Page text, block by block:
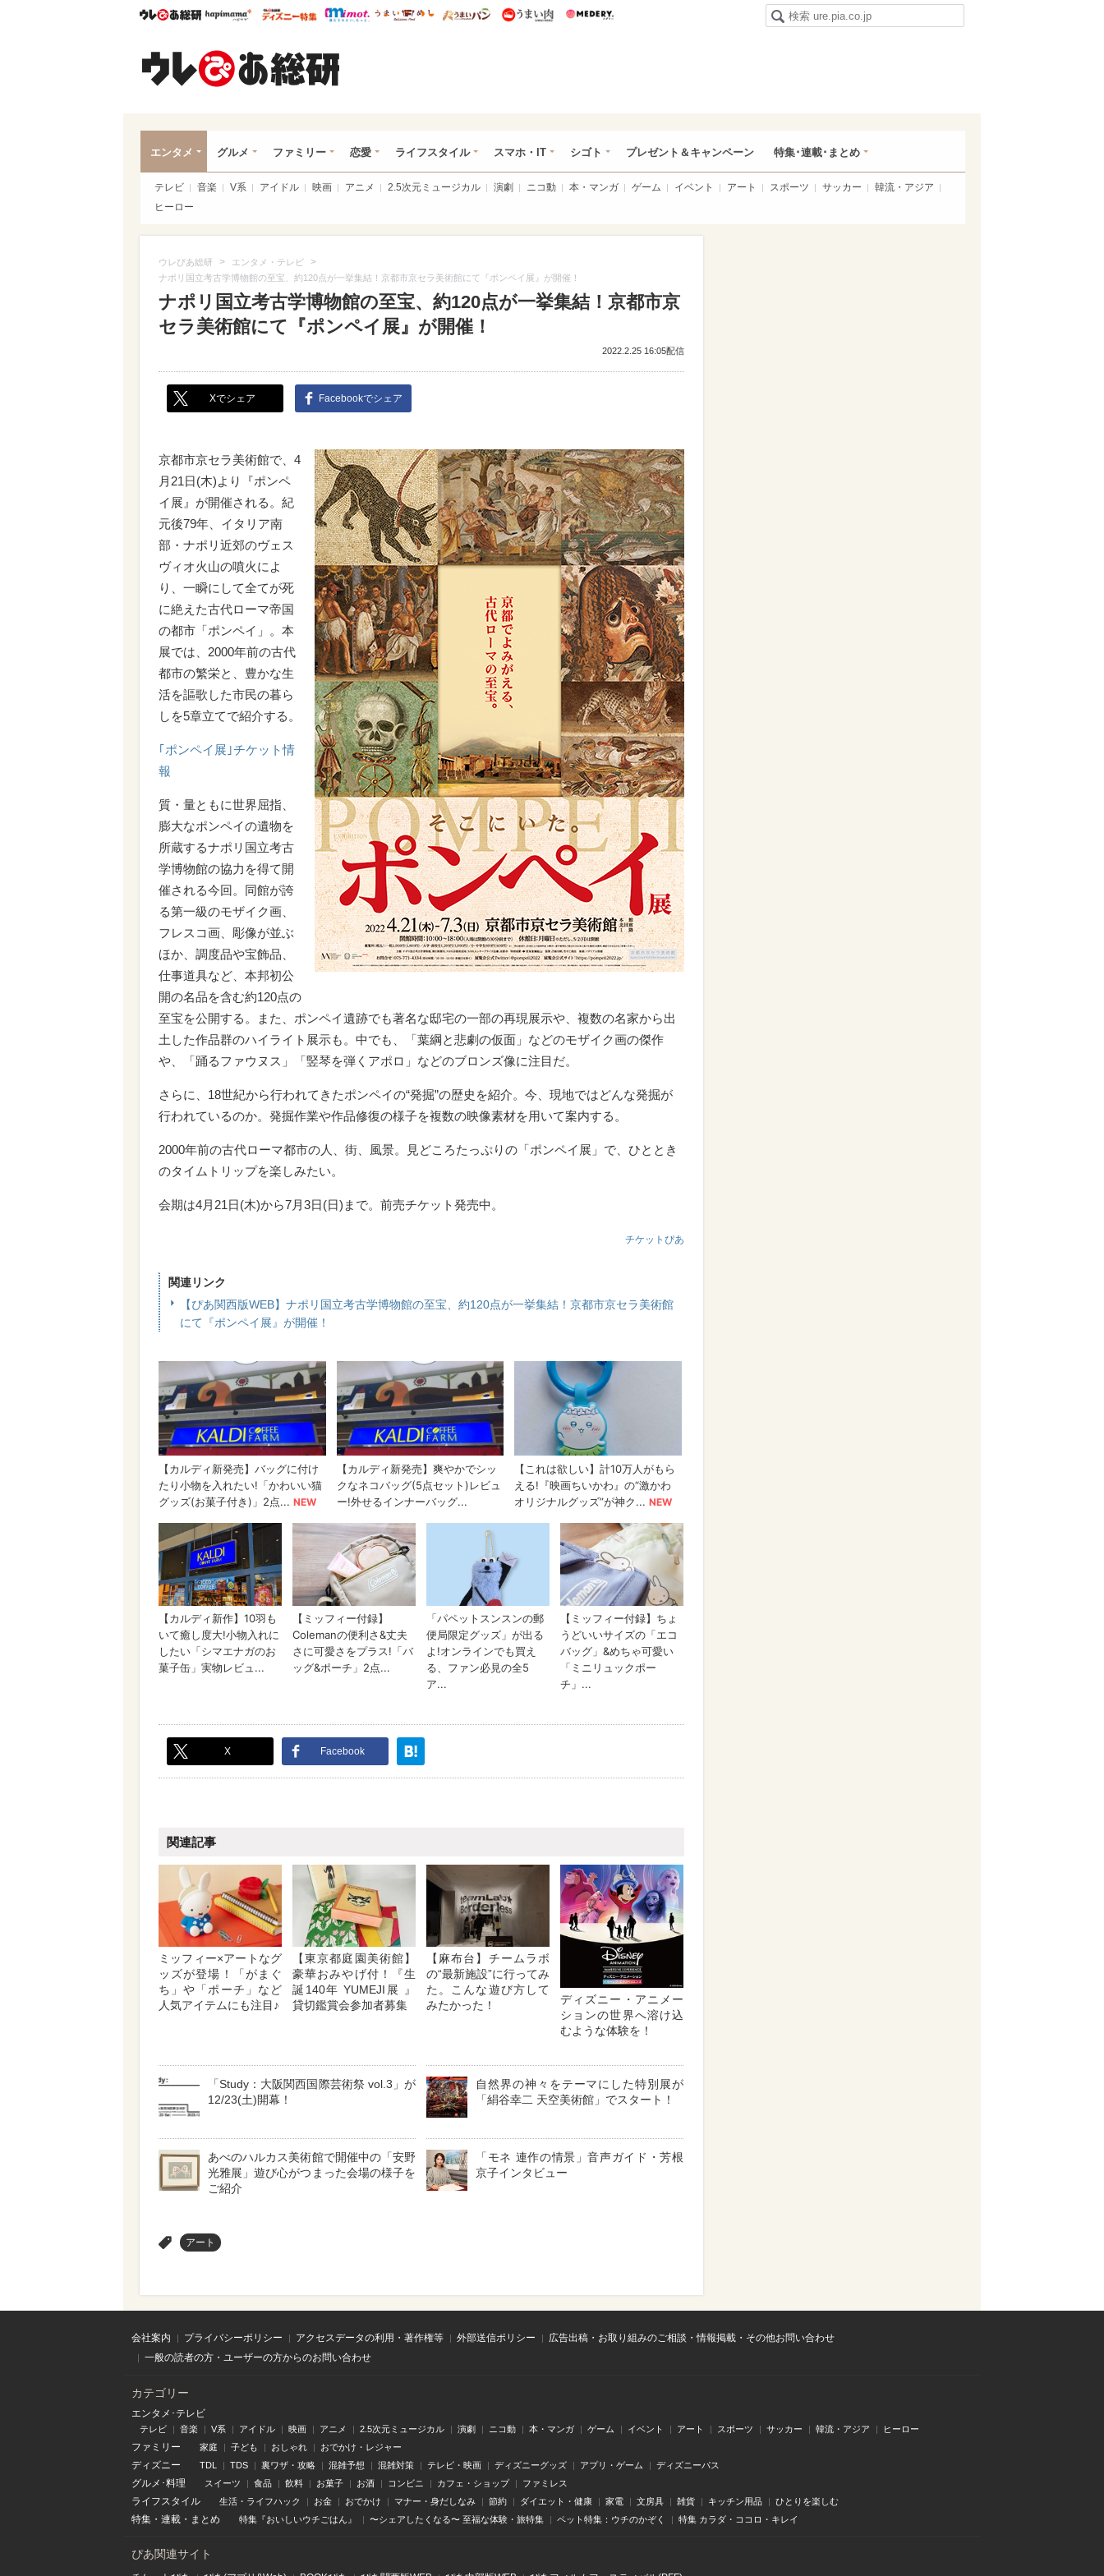
ウレぴあ総研ハピママ* ウレぴあ総研 ディズニー特集
mimot. うまいめし うまいパン うまい肉
エンタメ グルメ ファミリー 恋愛 ライフスタイル スマホ・IT シゴト プレゼント＆キャンペーン 特集･連載･まとめ
テレビ 音楽 V系 アイドル 映画 アニメ 2.5次元ミュージカル 演劇 ニコ動 本・マンガ ゲーム イベント アート スポーツ サッカー
韓流・アジア
ヒーロー
ウレぴあ総研 > エンタメ・テレビ >
ナポリ国立考古学博物館の至宝、約120点が一挙集結！京都市京セラ美術館にて『ポンペイ展』が開催！
ナポリ国立考古学博物館の至宝、約120点が一挙集結！京都市京
セラ美術館にて『ポンペイ展』が開催！
2022.2.25 16:05配信
Xでシェア Facebookでシェア
京都市京セラ美術館で、4
月21日(木)より『ポンペ
イ展』が開催される。紀
元後79年、イタリア南
部・ナポリ近郊のヴェス
ヴィオ火山の噴火によ
り、一瞬にして全てが死
に絶えた古代ローマ帝国
の都市「ポンペイ」。本
展では、2000年前の古代
都市の繁栄と、豊かな生
活を謳歌した市民の暮ら
しを5章立てで紹介する。
｢ポンペイ展｣チケット情
報
質・量ともに世界屈指、
膨大なポンペイの遺物を
所蔵するナポリ国立考古
学博物館の協力を得て開
催される今回。同館が誇
る第一級のモザイク画、
フレスコ画、彫像が並ぶ
ほか、調度品や宝飾品、
仕事道具など、本邦初公
開の名品を含む約120点の
至宝を公開する。また、ポンペイ遺跡でも著名な邸宅の一部の再現展示や、複数の名家から出
土した作品群のハイライト展示も。中でも、「葉綱と悲劇の仮面」などのモザイク画の傑作
や、「踊るファウヌス」「竪琴を弾くアポロ」などのブロンズ像に注目だ。
さらに、18世紀から行われてきたポンペイの“発掘”の歴史を紹介。今、現地ではどんな発掘が
行われているのか。発掘作業や作品修復の様子を複数の映像素材を用いて案内する。
2000年前の古代ローマ都市の人、街、風景。見どころたっぷりの「ポンペイ展」で、ひととき
のタイムトリップを楽しみたい。
会期は4月21日(木)から7月3日(日)まで。前売チケット発売中。
チケットぴあ
関連リンク
【ぴあ関西版WEB】ナポリ国立考古学博物館の至宝、約120点が一挙集結！京都市京セラ美術館
にて『ポンペイ展』が開催！
X Facebook
関連記事
ミッフィー×アートなグ
ッズが登場！「がまぐ
ち」や「ポーチ」など
人気アイテムにも注目♪
【東京都庭園美術館】
豪華おみやげ付！『生
誕140年 YUMEJI展 』
貸切鑑賞会参加者募集
【麻布台】チームラボ
の“最新施設”に行ってみ
た。こんな遊び方して
みたかった！
ディズニー・アニメー
ションの世界へ溶け込
むような体験を！
「Study：大阪関西国際芸術祭 vol.3」が
12/23(土)開幕！
自然界の神々をテーマにした特別展が
「絹谷幸二 天空美術館」でスタート！
あべのハルカス美術館で開催中の「安野
光雅展」遊び心がつまった会場の様子を
ご紹介
「モネ 連作の情景」音声ガイド・芳根
京子インタビュー
アート
会社案内 プライバシーポリシー アクセスデータの利用・著作権等 外部送信ポリシー
広告出稿・お取り組みのご相談・情報掲載・その他お問い合わせ
一般の読者の方・ユーザーの方からのお問い合わせ
カテゴリー
エンタメ･テレビ
テレビ 音楽 V系 アイドル 映画 アニメ 2.5次元ミュージカル 演劇 ニコ動 本・マンガ ゲーム イベント アート スポーツ サッカー 韓流・アジア ヒーロー
ファミリー 家庭 子ども おしゃれ おでかけ・レジャー
ディズニー TDL TDS 裏ワザ・攻略 混雑予想 混雑対策 テレビ・映画 ディズニーグッズ アプリ・ゲーム ディズニーパス
グルメ･料理 スイーツ 食品 飲料 お菓子 お酒 コンビニ カフェ・ショップ ファミレス
ライフスタイル 生活・ライフハック お金 おでかけ マナー・身だしなみ 節約 ダイエット・健康 家電 文房具 雑貨 キッチン用品 ひとりを楽しむ
特集 ・ 連載 ・ まとめ 特集『おいしいウチごはん』 〜シェアしたくなる〜 至福な体験・旅特集 ペット特集：ウチのかぞく 特集 カラダ・ココロ・キレイ
ぴあ関連サイト